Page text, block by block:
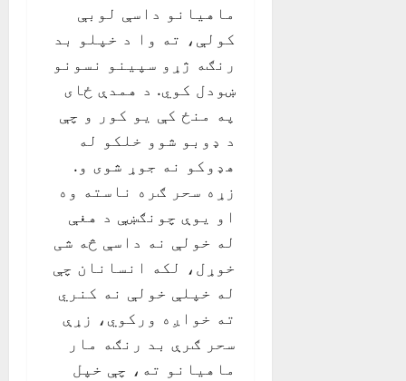
ماهیانو داسې لوبې
کولې، ته وا د خپلو بد
رنګه ژړو سپینو نسونو
ښودل کوي. د همدې ځای
په منځ کې یو کور و چې
د ډوبو شوو خلکو له
هډوکو نه جوړ شوی و.
زړه سحر ګره ناسته وه
او یوې چونګښې د هغې
له خولې نه داسې څه شی
خوړل، لکه انسانان چې
له خپلې خولې نه کنري
ته خواږه ورکوي، زړې
سحر ګرې بد رنګه مار
ماهیانو ته، چې خپل